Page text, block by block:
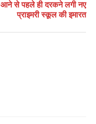
आने से पहले ही दरकने लगी नए
प्राइमरी स्कूल की इमारत